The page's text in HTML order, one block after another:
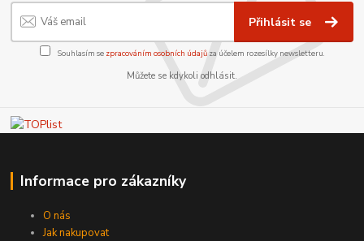
Přihlásit se
Souhlasím se zpracováním osobních údajůza účelem rozesílky newsletteru.
Můžete se kdykoli odhlásit.
Informace pro zákazníky
O nás
Jak nakupovat